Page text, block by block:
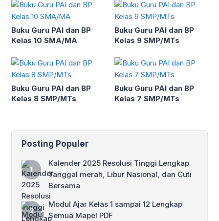
Buku Guru PAI dan BP
Kelas 10 SMA/MA
Buku Guru PAI dan BP
Kelas 9 SMP/MTs
Buku Guru PAI dan BP
Kelas 8 SMP/MTs
Buku Guru PAI dan BP
Kelas 7 SMP/MTs
Posting Populer
Kalender 2025 Resolusi Tinggi Lengkap
Tanggal merah, Libur Nasional, dan Cuti
Bersama
Modul Ajar Kelas 1 sampai 12 Lengkap
Semua Mapel PDF